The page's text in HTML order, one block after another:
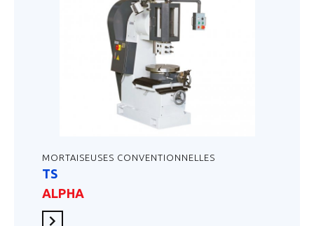
MORTAISEUSES CONVENTIONNELLES
TS
ALPHA
En savoir plus